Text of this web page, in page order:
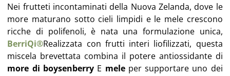
Nei frutteti incontaminati della Nuova Zelanda, dove le
more maturano sotto cieli limpidi e le mele crescono
ricche di polifenoli, è nata una formulazione unica,
BerriQi®Realizzata con frutti interi liofilizzati, questa
miscela brevettata combina il potere antiossidante di
more di boysenberryE meleper supportare uno dei